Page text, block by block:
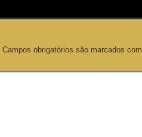
Campos obrigatórios são marcados com